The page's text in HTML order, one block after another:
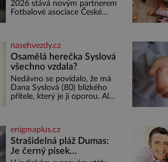
prakticky celá Austrálie s
výjimkou pobřežní oblasti.
2026 stává novým partnerem
Fotbalové asociace České
týmů i českého fotbalu v
regionech. Partner
nasehvezdy.cz
Osamělá herečka Syslová
všechno vzdala?
Nedávno se povídalo, že má
Dana Syslová (80) blízkého
přítele, který je jí oporou. Ale
odchodu. Dohnala ji snad
samota? Půs
enigmaplus.cz
Strašidelná pláž Dumas:
Je černý písek